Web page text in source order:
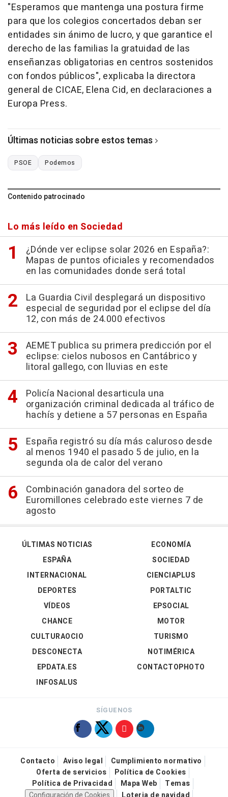
"Esperamos que mantenga una postura firme
para que los colegios concertados deban ser
entidades sin ánimo de lucro, y que garantice el
derecho de las familias la gratuidad de las
enseñanzas obligatorias en centros sostenidos
con fondos públicos", explicaba la directora
general de CICAE, Elena Cid, en declaraciones a
Europa Press.
Últimas noticias sobre estos temas
PSOE Podemos
Contenido patrocinado
Lo más leído en Sociedad
¿Dónde ver eclipse solar 2026 en España?:
Mapas de puntos oficiales y recomendados
en las comunidades donde será total
La Guardia Civil desplegará un dispositivo
especial de seguridad por el eclipse del día
12, con más de 24.000 efectivos
AEMET publica su primera predicción por el
eclipse: cielos nubosos en Cantábrico y
litoral gallego, con lluvias en este
Policía Nacional desarticula una
organización criminal dedicada al tráfico de
hachís y detiene a 57 personas en España
España registró su día más caluroso desde
al menos 1940 el pasado 5 de julio, en la
segunda ola de calor del verano
Combinación ganadora del sorteo de
Euromillones celebrado este viernes 7 de
agosto
ÚLTIMAS NOTICIAS
ESPAÑA
INTERNACIONAL
DEPORTES
VÍDEOS
ECONOMÍA
SOCIEDAD
CIENCIAPLUS
PORTALTIC
EPSOCIAL
CHANCE
CULTURAOCIO
DESCONECTA
EPDATA.ES
INFOSALUS
MOTOR
TURISMO
NOTIMÉRICA
CONTACTOPHOTO
SÍGUENOS
Contacto Aviso legal
Cumplimiento normativo
Oferta de servicios
Política de Cookies
Política de Privacidad
Mapa Web
Temas